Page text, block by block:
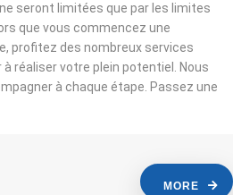
seront limitées que par les limites
que vous commencez une
profitez des nombreux services
réaliser votre plein potentiel. Nous
à chaque étape. Passez une
MORE